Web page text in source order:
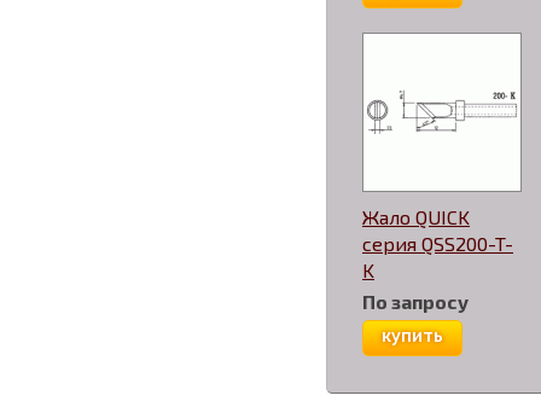
Жало QUICK
серия QSS200-T-
K
По запросу
купить